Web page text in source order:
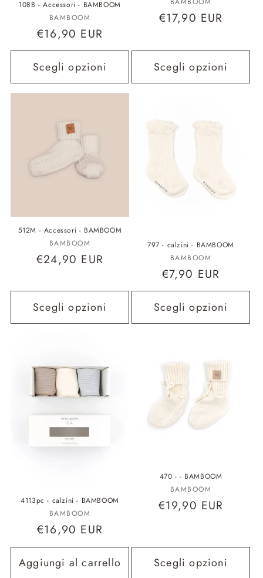
108B - Accessori - BAMBOOM
Fornitore:
BAMBOOM
Prezzo
di
listino
€16,90 EUR
Scegli opzioni
Fornitore:
Prezzo
listino
€17,90 EUR
Scegli opzioni
512M - Accessori - BAMBOOM
Fornitore:
BAMBOOM
Prezzo
listino
€24,90 EUR
Scegli opzioni
797 - calzini - BAMBOOM
Fornitore:
BAMBOOM
Prezzo
di
listino
€7,90 EUR
Scegli opzioni
4113pc - calzini - BAMBOOM
Fornitore:
BAMBOOM
Prezzo
di
listino
€16,90 EUR
Aggiungi al carrello
470 - - BAMBOOM
Fornitore:
BAMBOOM
Prezzo
€19,90 EUR
Scegli opzioni